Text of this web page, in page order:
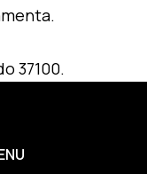
37100.